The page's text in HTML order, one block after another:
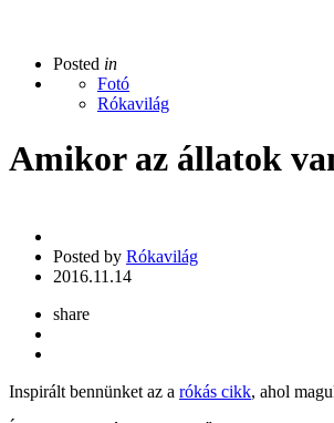
Posted in
Fotó
Rókavilág
Amikor az állatok
Posted by Rókavilág
2016.11.14
share
Inspirált bennünket az a rókás cikk, ahol